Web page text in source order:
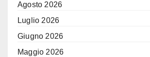
Agosto 2026
Luglio 2026
Giugno 2026
Maggio 2026